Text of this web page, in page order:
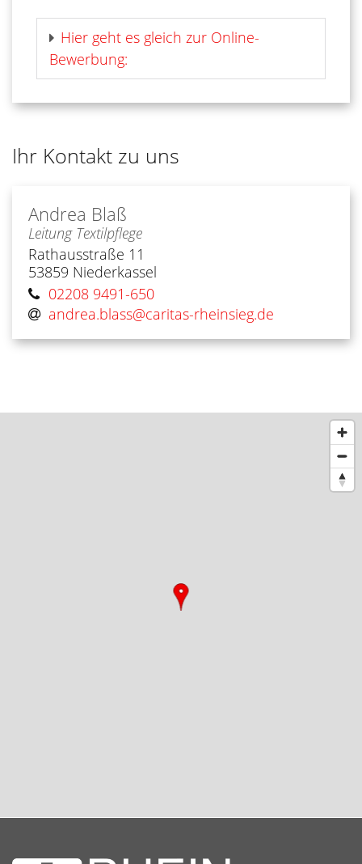
Hier geht es gleich zur Online-
Bewerbung:
Ihr Kontakt zu uns
Andrea Blaß
Leitung Textilpflege
Rathausstraße 11
53859 Niederkassel
02208 9491-650
andrea.blass@​caritas-rheinsieg.de